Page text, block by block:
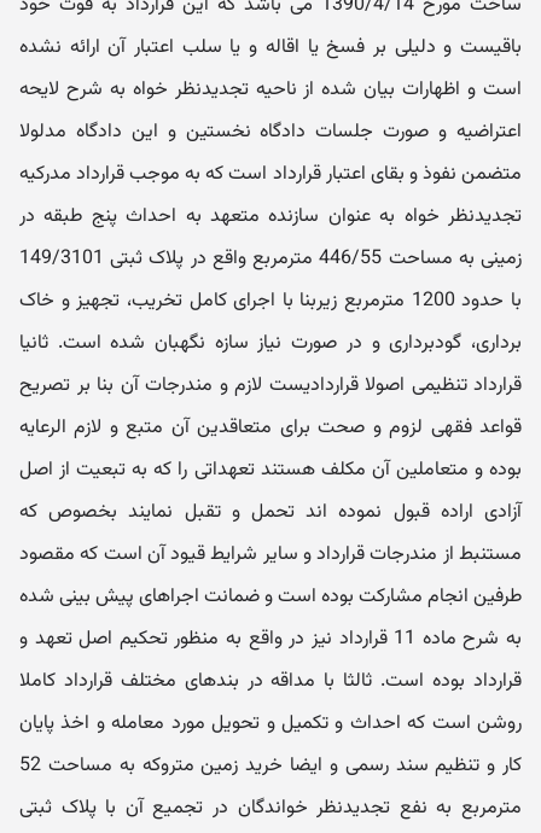
باقیست و دلیلی بر فسخ یا اقاله و یا سلب اعتبار آن ارائه نشده
است و اظهارات بیان شده از ناحیه تجدیدنظر خواه به شرح لایحه
اعتراضیه و صورت جلسات دادگاه نخستین و این دادگاه مدلولا
متضمن نفوذ و بقای اعتبار قرارداد است که به موجب قرارداد مدرکیه
تجدیدنظر خواه به عنوان سازنده متعهد به احداث پنج طبقه در
زمینی به مساحت 446/55 مترمربع واقع در پلاک ثبتی 149/3101
با حدود 1200 مترمربع زیربنا با اجرای کامل تخریب، تجهیز و خاک
برداری، گودبرداری و در صورت نیاز سازه نگهبان شده است. ثانیا
قرارداد تنظیمی اصولا قراردادیست لازم و مندرجات آن بنا بر تصریح
قواعد فقهی لزوم و صحت برای متعاقدین آن متبع و لازم الرعایه
بوده و متعاملین آن مکلف هستند تعهداتی را که به تبعیت از اصل
آزادی اراده قبول نموده اند تحمل و تقبل نمایند بخصوص که
مستنبط از مندرجات قرارداد و سایر شرایط قیود آن است که مقصود
طرفین انجام مشارکت بوده است و ضمانت اجراهای پیش بینی شده
به شرح ماده 11 قرارداد نیز در واقع به منظور تحکیم اصل تعهد و
قرارداد بوده است. ثالثا با مداقه در بندهای مختلف قرارداد کاملا
روشن است که احداث و تکمیل و تحویل مورد معامله و اخذ پایان
کار و تنظیم سند رسمی و ایضا خرید زمین متروکه به مساحت 52
مترمربع به نفع تجدیدنظر خواندگان در تجمیع آن با پلاک ثبتی